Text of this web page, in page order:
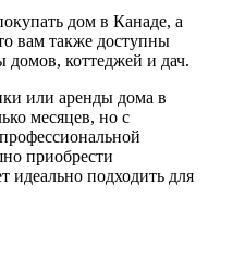
дом в Канаде, а
вам также доступны
домов, коттеджей и дач.
или аренды дома в
месяцев, но с
приобрести
идеально подходить для